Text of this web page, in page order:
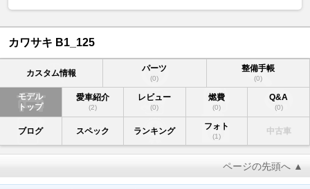
カワサキ B1_125
カスタム情報 パーツ
(0)
整備手帳
(0)
モデル
トップ
愛車紹介
(2)
レビュー
(0)
燃費
(0)
Q&A
(0)
ブログ スペック ランキング フォト
(1)
中古車
ページの先頭へ ▲